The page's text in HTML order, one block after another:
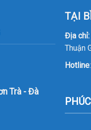
Trà - Đà
TẠI
Địa chỉ:
Thuận
Hotline